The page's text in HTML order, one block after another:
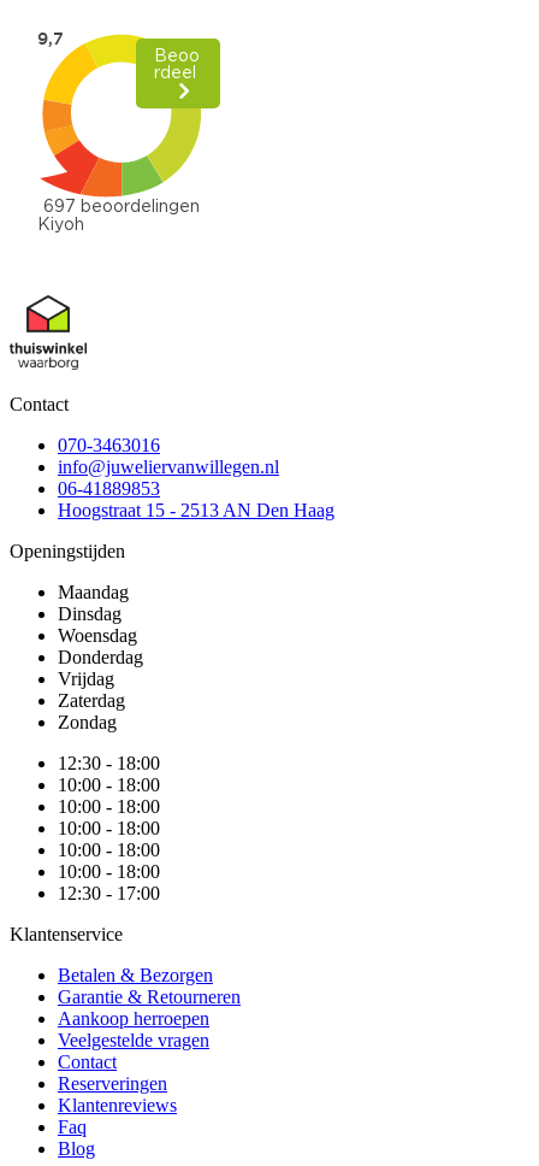
Contact
070-3463016
info@juweliervanwillegen.nl
06-41889853
Hoogstraat 15 - 2513 AN Den Haag
Openingstijden
Maandag
Dinsdag
Woensdag
Donderdag
Vrijdag
Zaterdag
Zondag
12:30 - 18:00
10:00 - 18:00
10:00 - 18:00
10:00 - 18:00
10:00 - 18:00
10:00 - 18:00
12:30 - 17:00
Klantenservice
Betalen & Bezorgen
Garantie & Retourneren
Aankoop herroepen
Veelgestelde vragen
Contact
Reserveringen
Klantenreviews
Faq
Blog